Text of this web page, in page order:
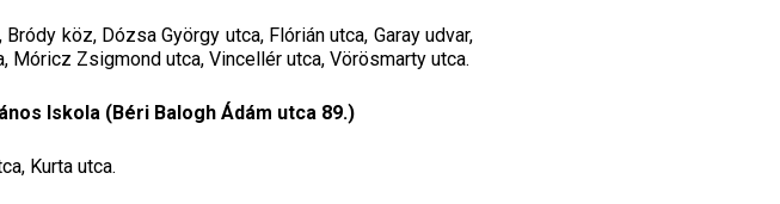
köz, Dózsa György utca, Flórián utca, Garay udvar,
Móricz Zsigmond utca, Vincellér utca, Vörösmarty utca.
Iskola (Béri Balogh Ádám utca 89.)
Kurta utca.